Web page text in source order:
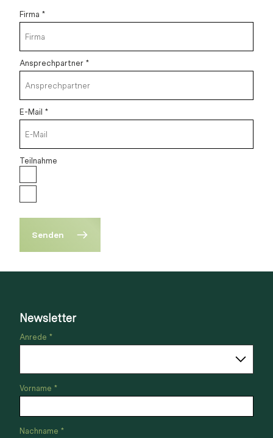
Firma *
Ansprechpartner *
E-Mail *
Teilnahme
Senden
Newsletter
Anrede *
Vorname *
Nachname *
Direkt teilen